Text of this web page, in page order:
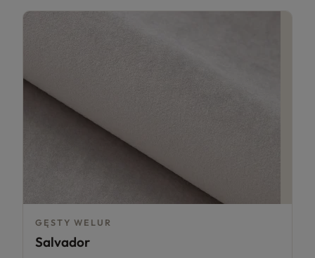
GĘSTY WELUR
Salvador